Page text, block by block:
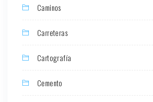
Caminos
Carreteras
Cartografía
Cemento